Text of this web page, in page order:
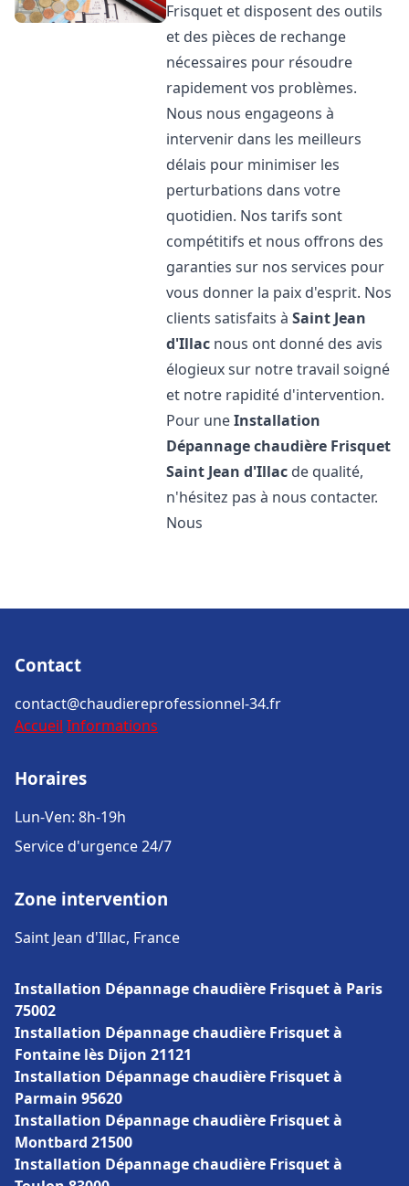
Frisquet et disposent des outils
et des pièces de rechange
nécessaires pour résoudre
rapidement vos problèmes.
Nous nous engageons à
intervenir dans les meilleurs
délais pour minimiser les
perturbations dans votre
quotidien. Nos tarifs sont
compétitifs et nous offrons des
garanties sur nos services pour
vous donner la paix d'esprit. Nos
clients satisfaits àSaint Jean
d'Illac nous ont donné des avis
élogieux sur notre travail soigné
et notre rapidité d'intervention.
Pour uneInstallation
Dépannage chaudière Frisquet
Saint Jean d'Illac de qualité,
n'hésitez pas à nous contacter.
Nous
Contact
contact@chaudiereprofessionnel-34.fr
Accueil Informations
Horaires
Lun-Ven: 8h-19h
Service d'urgence 24/7
Zone intervention
Saint Jean d'Illac, France
Installation Dépannage chaudière Frisquet à Paris
75002
Installation Dépannage chaudière Frisquet à
Fontaine lès Dijon 21121
Installation Dépannage chaudière Frisquet à
Parmain 95620
Installation Dépannage chaudière Frisquet à
Montbard 21500
Installation Dépannage chaudière Frisquet à